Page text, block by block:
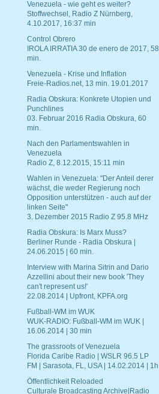
Venezuela - wie geht es weiter?
Stoffwechsel, Radio Z Nürnberg,
4.10.2017, 16:37 min
Control Obrero
IROLA IRRATIA 30 de enero de 2017, 58
min.
Venezuela - Krise und Inflation
Freie-Radios.net, 13 min. 19.01.2017
Radia Obskura: Konkrete Utopien und
Punchlines
03. Februar 2016 Radia Obskura, 60
min.
Nach den Parlamentswahlen in
Venezuela
Radio Z, 8.12.2015, 15:11 min
Wahlen in Venezuela: "Der Anteil derer
wächst, die weder Regierung noch
Opposition unterstützen - auch auf der
linken Seite"
3. Dezember 2015 Radio Z 95.8 MHz
Radia Obskura: Is Marx Muss?
Berliner Runde - Radia Obskura |
24.06.2015 | 60 min.
Interview with Marina Sitrin and Dario
Azzellini about their new book 'They
can't represent us!'
22.08.2014 | Upfront, KPFA.org
Fußball-WM im WUK
WUK-RADIO: Fußball-WM im WUK |
16.06.2014 | 30 min
The grassroots of Venezuela
Florida Caribe Radio | WSLR 96.5 LP
FM | Sarasota, FL, USA | 14.02.2014 | 1h
Öffentlichkeit Reloaded
Culturale Broadcasting Archive|Radio